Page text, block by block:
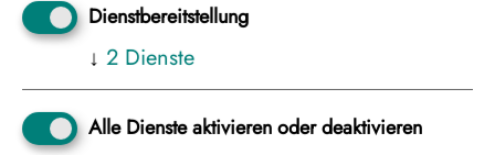
Dienstbereitstellung
↓ 2 Dienste
Alle Dienste aktivieren oder deaktivieren